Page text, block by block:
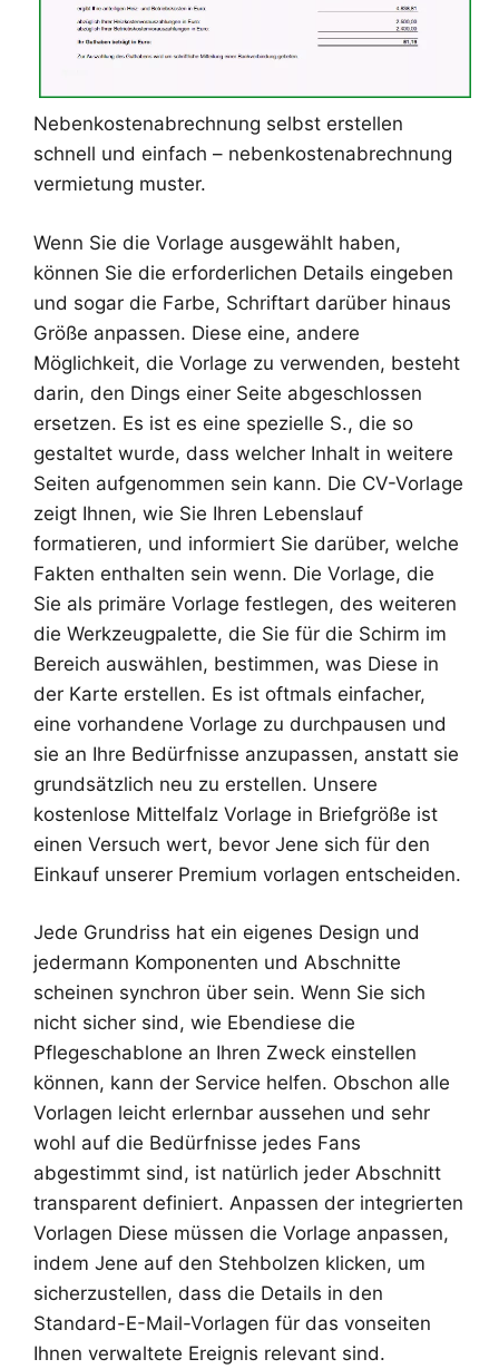
Nebenkostenabrechnung selbst erstellen
schnell und einfach – nebenkostenabrechnung
vermietung muster.
Wenn Sie die Vorlage ausgewählt haben,
können Sie die erforderlichen Details eingeben
und sogar die Farbe, Schriftart darüber hinaus
Größe anpassen. Diese eine, andere
Möglichkeit, die Vorlage zu verwenden, besteht
darin, den Dings einer Seite abgeschlossen
ersetzen. Es ist es eine spezielle S., die so
gestaltet wurde, dass welcher Inhalt in weitere
Seiten aufgenommen sein kann. Die CV-Vorlage
zeigt Ihnen, wie Sie Ihren Lebenslauf
formatieren, und informiert Sie darüber, welche
Fakten enthalten sein wenn. Die Vorlage, die
Sie als primäre Vorlage festlegen, des weiteren
die Werkzeugpalette, die Sie für die Schirm im
Bereich auswählen, bestimmen, was Diese in
der Karte erstellen. Es ist oftmals einfacher,
eine vorhandene Vorlage zu durchpausen und
sie an Ihre Bedürfnisse anzupassen, anstatt sie
grundsätzlich neu zu erstellen. Unsere
kostenlose Mittelfalz Vorlage in Briefgröße ist
einen Versuch wert, bevor Jene sich für den
Einkauf unserer Premium vorlagen entscheiden.
Jede Grundriss hat ein eigenes Design und
jedermann Komponenten und Abschnitte
scheinen synchron über sein. Wenn Sie sich
nicht sicher sind, wie Ebendiese die
Pflegeschablone an Ihren Zweck einstellen
können, kann der Service helfen. Obschon alle
Vorlagen leicht erlernbar aussehen und sehr
wohl auf die Bedürfnisse jedes Fans
abgestimmt sind, ist natürlich jeder Abschnitt
transparent definiert. Anpassen der integrierten
Vorlagen Diese müssen die Vorlage anpassen,
indem Jene auf den Stehbolzen klicken, um
sicherzustellen, dass die Details in den
Standard-E-Mail-Vorlagen für das vonseiten
Ihnen verwaltete Ereignis relevant sind.